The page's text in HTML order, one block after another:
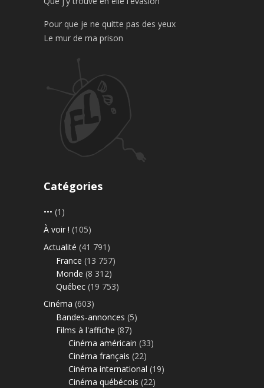
Pour que je ne quitte pas des yeux
Le mur de ma prison
Catégories
••• (1)
À voir ! (105)
Actualité (41 791)
France (13 757)
Monde (8 312)
Québec (19 753)
Cinéma (603)
Bandes-annonces (5)
Films à l'affiche (87)
Cinéma américain (33)
Cinéma français (22)
Cinéma international (19)
Cinéma québécois (22)